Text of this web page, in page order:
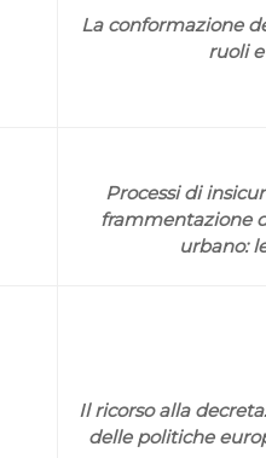
La conformazione
ruoli
Processi di
frammentazione
urbano:
Il ricorso alla
delle politiche